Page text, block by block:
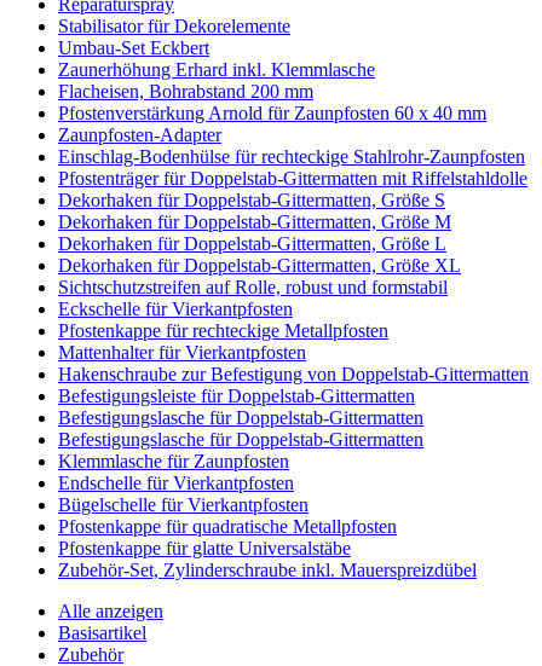
Reparaturspray
Stabilisator für Dekorelemente
Umbau-Set Eckbert
Zaunerhöhung Erhard inkl. Klemmlasche
Flacheisen, Bohrabstand 200 mm
Pfostenverstärkung Arnold für Zaunpfosten 60 x 40 mm
Zaunpfosten-Adapter
Einschlag-Bodenhülse für rechteckige Stahlrohr-Zaunpfosten
Pfostenträger für Doppelstab-Gittermatten mit Riffelstahldolle
Dekorhaken für Doppelstab-Gittermatten, Größe S
Dekorhaken für Doppelstab-Gittermatten, Größe M
Dekorhaken für Doppelstab-Gittermatten, Größe L
Dekorhaken für Doppelstab-Gittermatten, Größe XL
Sichtschutzstreifen auf Rolle, robust und formstabil
Eckschelle für Vierkantpfosten
Pfostenkappe für rechteckige Metallpfosten
Mattenhalter für Vierkantpfosten
Hakenschraube zur Befestigung von Doppelstab-Gittermatten
Befestigungsleiste für Doppelstab-Gittermatten
Befestigungslasche für Doppelstab-Gittermatten
Befestigungslasche für Doppelstab-Gittermatten
Klemmlasche für Zaunpfosten
Endschelle für Vierkantpfosten
Bügelschelle für Vierkantpfosten
Pfostenkappe für quadratische Metallpfosten
Pfostenkappe für glatte Universalstäbe
Zubehör-Set, Zylinderschraube inkl. Mauerspreizdübel
Alle anzeigen
Basisartikel
Zubehör